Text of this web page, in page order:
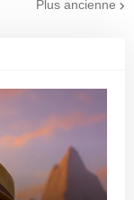
Plus ancienne